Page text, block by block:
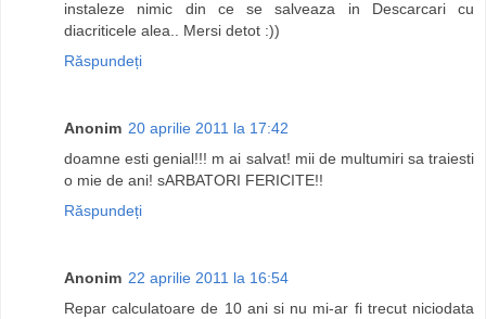
instaleze nimic din ce se salveaza in Descarcari cu
diacriticele alea.. Mersi detot :))
Răspundeți
Anonim 20 aprilie 2011 la 17:42
doamne esti genial!!! m ai salvat! mii de multumiri sa traiesti
o mie de ani! sARBATORI FERICITE!!
Răspundeți
Anonim 22 aprilie 2011 la 16:54
Repar calculatoare de 10 ani si nu mi-ar fi trecut niciodata